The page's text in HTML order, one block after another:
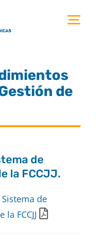
de
de
la FCCJJ.
de
FCCJJ